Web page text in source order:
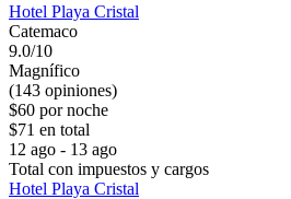
Hotel Playa Cristal
Catemaco
9.0/10
Magnífico
(143 opiniones)
$60 por noche
$71 en total
12 ago - 13 ago
Total con impuestos y cargos
Hotel Playa Cristal